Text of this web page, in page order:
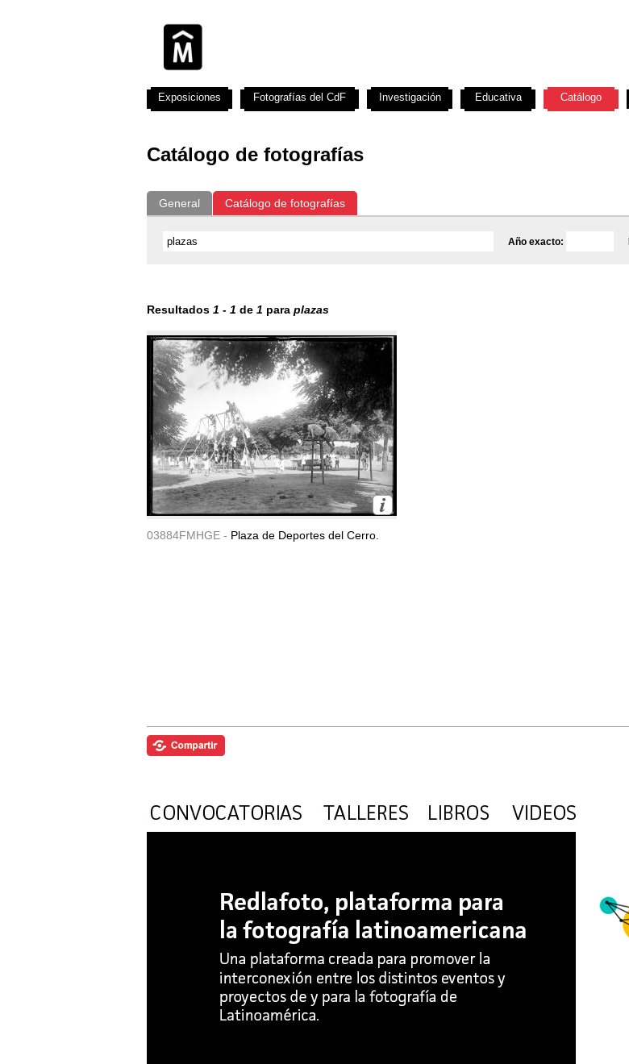
Catálogo de fotografías
General Catálogo de fotografías
Año exacto:
Resultados 1 - 1 de 1 para plazas
03884FMHGE - Plaza de Deportes del Cerro.
Exposiciones Fotografías del CdF Investigación Educativa Catálogo